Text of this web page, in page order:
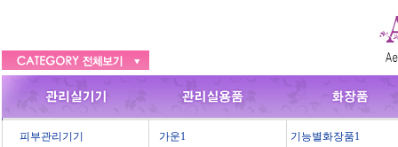
피부관리기기
가운1
기능별화장품1